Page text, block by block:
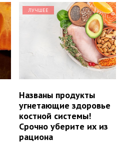
ЛУЧШЕЕ
Названы продукты
угнетающие здоровье
костной системы!
Срочно уберите их из
рациона